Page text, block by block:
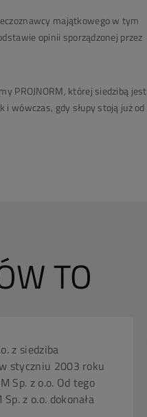
majątkowegow tym
opinii sporządzonej przez
PROJNORM, której siedzibą jest
i wówczas, gdy słupy stoją już od
TO
z siedziba
styczniu 2003 roku
Sp. z o.o. Od tego
z o.o. dokonała